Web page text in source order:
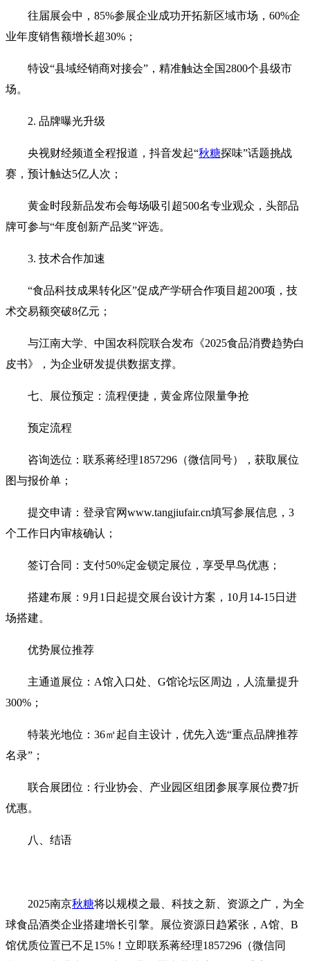
往届展会中，85%参展企业成功开拓新区域市场，60%企
业年度销售额增长超30%；
特设‌“县域经销商对接会”‌，精准触达全国2800个县级市
场。
2. 品牌曝光升级‌
央视财经频道全程报道，抖音发起‌“秋糖探味”‌话题挑战
赛，预计触达5亿人次；
黄金时段新品发布会每场吸引超500名专业观众，头部品
牌可参与‌“年度创新产品奖”‌评选。
3. 技术合作加速‌
“食品科技成果转化区”‌促成产学研合作项目超200项，技
术交易额突破8亿元；
与江南大学、中国农科院联合发布‌《2025食品消费趋势白
皮书》‌，为企业研发提供数据支撑。
七、展位预定：流程便捷，黄金席位限量争抢‌
预定流程‌
咨询选位‌：联系蒋经理1857296（微信同号），获取展位
图与报价单；
提交申请‌：登录官网www.tangjiufair.cn填写参展信息，3
个工作日内审核确认；
签订合同‌：支付50%定金锁定展位，享受早鸟优惠；
搭建布展‌：9月1日起提交展台设计方案，10月14-15日进
场搭建。
优势展位推荐‌
主通道展位‌：A馆入口处、G馆论坛区周边，人流量提升
300%；
特装光地位‌：36㎡起自主设计，优先入选‌“重点品牌推荐
名录”‌；
联合展团位‌：行业协会、产业园区组团参展享展位费7折
优惠。
八、结语‌
2025南京秋糖将以规模之最、科技之新、资源之广，为全
球食品酒类企业搭建增长引擎。‌展位资源日趋紧张，A馆、B
馆优质位置已不足15%‌！立即联系蒋经理1857296（微信同